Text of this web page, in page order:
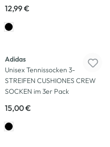
12,99 €
Adidas
Unisex Tennissocken 3-
STREIFEN CUSHIONES CREW
SOCKEN im 3er Pack
15,00 €